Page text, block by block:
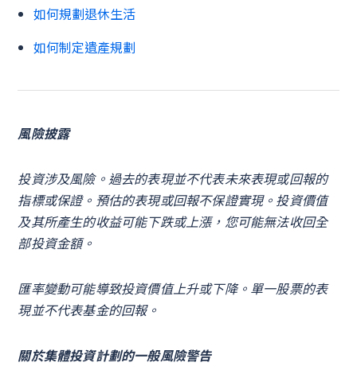
如何規劃退休生活
如何制定遺產規劃
風險披露
投資涉及風險。過去的表現並不代表未來表現或回報的
指標或保證。預估的表現或回報不保證實現。投資價值
及其所產生的收益可能下跌或上漲，您可能無法收回全
部投資金額。
匯率變動可能導致投資價值上升或下降。單一股票的表
現並不代表基金的回報。
關於集體投資計劃的一般風險警告